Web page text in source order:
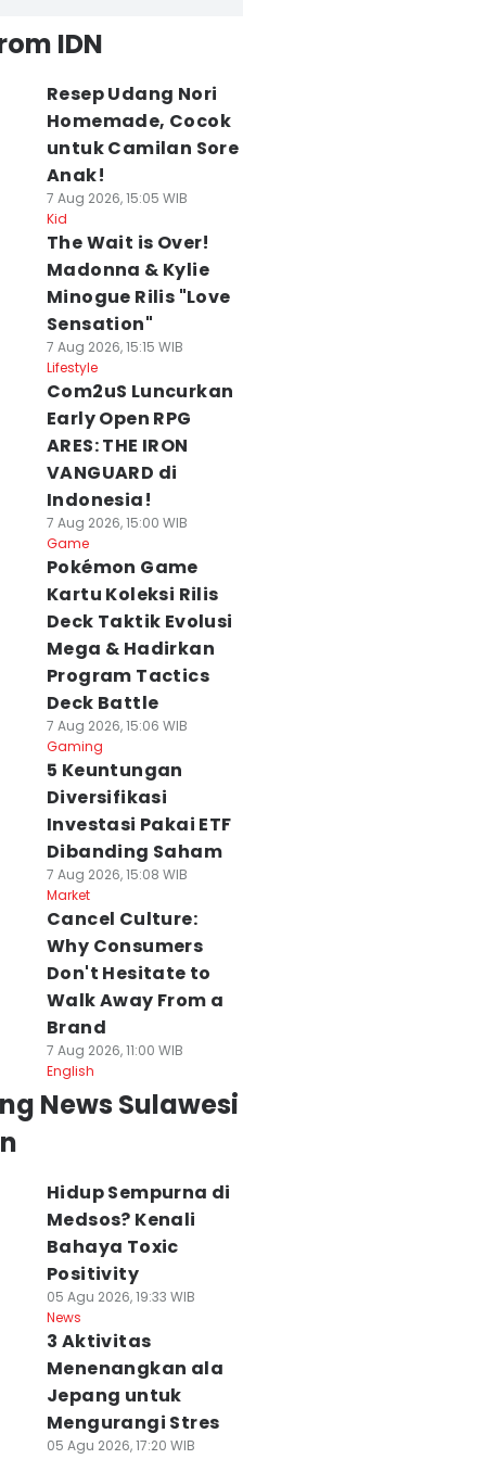
IDN
Resep Udang Nori
Homemade, Cocok
untuk Camilan Sore
Anak!
7 Aug 2026, 15:05 WIB
Kid
The Wait is Over!
Madonna & Kylie
Minogue Rilis "Love
Sensation"
7 Aug 2026, 15:15 WIB
Lifestyle
Com2uS Luncurkan
Early Open RPG
ARES: THE IRON
VANGUARD di
Indonesia!
7 Aug 2026, 15:00 WIB
Game
Pokémon Game
Kartu Koleksi Rilis
Deck Taktik Evolusi
Mega & Hadirkan
Program Tactics
Deck Battle
7 Aug 2026, 15:06 WIB
Gaming
5 Keuntungan
Diversifikasi
Investasi Pakai ETF
Dibanding Saham
7 Aug 2026, 15:08 WIB
Market
Cancel Culture:
Why Consumers
Don't Hesitate to
Walk Away From a
Brand
7 Aug 2026, 11:00 WIB
English
News Sulawesi
Hidup Sempurna di
Medsos? Kenali
Bahaya Toxic
Positivity
05 Agu 2026, 19:33 WIB
News
3 Aktivitas
Menenangkan ala
Jepang untuk
Mengurangi Stres
05 Agu 2026, 17:20 WIB